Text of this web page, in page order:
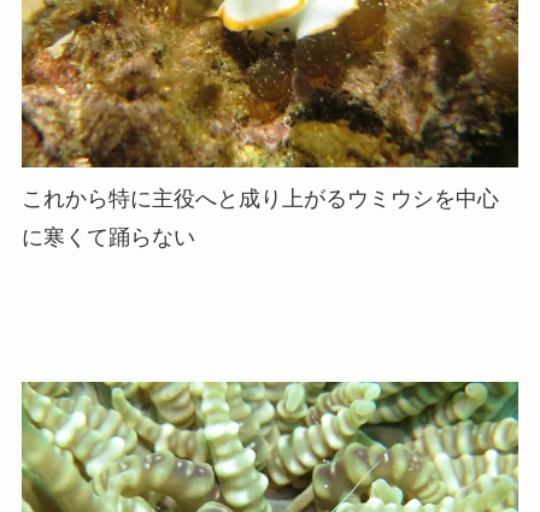
これから特に主役へと成り上がるウミウシを中心
に寒くて踊らない